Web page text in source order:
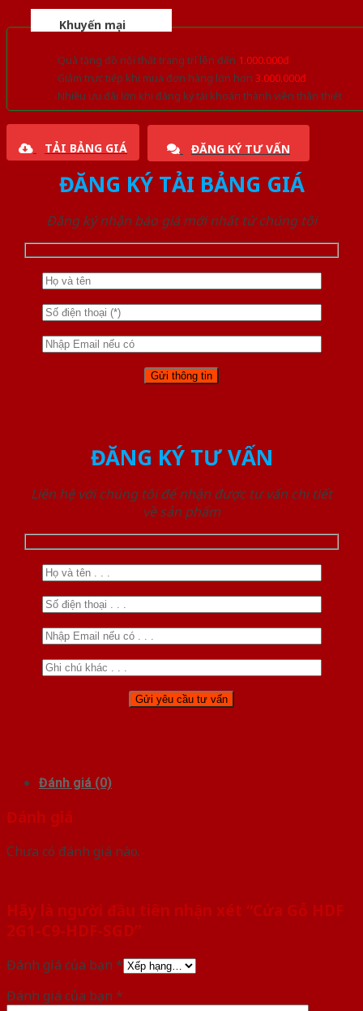
Khuyến mại
Quà tặng đồ nội thất trang trí lên đến 1.000.000đ
Giảm trực tiếp khi mua đơn hàng lớn hơn 3.000.000đ
Nhiều ưu đãi lớn khi đăng ký tài khoản thành viên thân thiết
TẢI BẢNG GIÁ ĐĂNG KÝ TƯ VẤN
ĐĂNG KÝ TẢI BẢNG GIÁ
Đăng ký nhận báo giá mới nhất từ chúng tôi
ĐĂNG KÝ TƯ VẤN
Liên hệ với chúng tôi để nhận được tư vấn chi tiết
về sản phẩm
Đánh giá (0)
Đánh giá
Chưa có đánh giá nào.
Hãy là người đầu tiên nhận xét “Cửa Gỗ HDF
2G1-C9-HDF-SGD”
Đánh giá của bạn *
Đánh giá của bạn *